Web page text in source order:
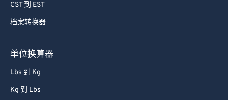
CST 到 EST
档案转换器
单位换算器
Lbs 到 Kg
Kg 到 Lbs